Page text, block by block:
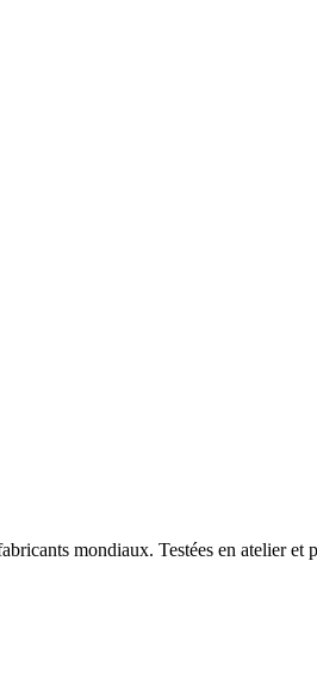
mondiaux. Testées en atelier et